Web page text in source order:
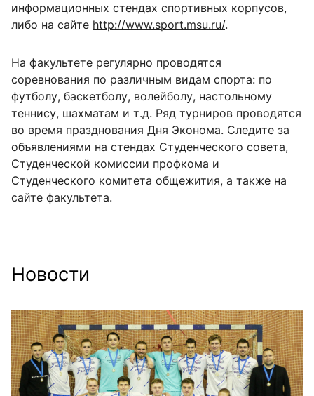
информационных стендах спортивных корпусов,
либо на сайте http://www.sport.msu.ru/.
На факультете регулярно проводятся
соревнования по различным видам спорта: по
футболу, баскетболу, волейболу, настольному
теннису, шахматам и т.д. Ряд турниров проводятся
во время празднования Дня Эконома. Следите за
объявлениями на стендах Студенческого совета,
Студенческой комиссии профкома и
Студенческого комитета общежития, а также на
сайте факультета.
Новости